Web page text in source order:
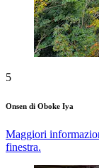
5
Onsen di Oboke Iya
Maggiori
finestra.